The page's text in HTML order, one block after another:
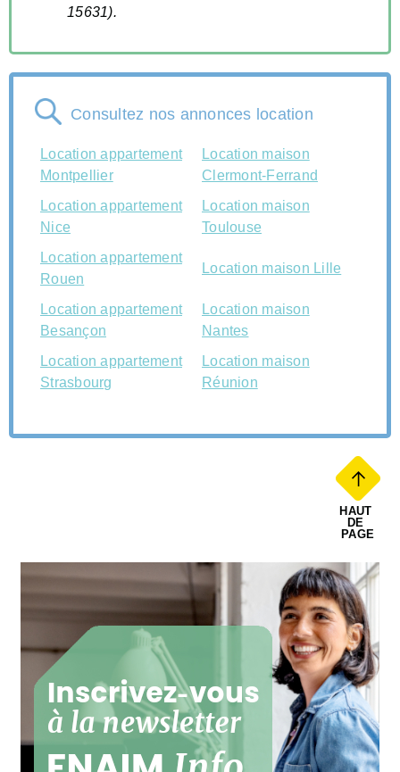
15631).
Consultez nos annonces location
Location appartement
Montpellier
Location maison
Clermont-Ferrand
Location appartement
Nice
Location maison
Toulouse
Location appartement
Rouen
Location maison Lille
Location appartement
Besançon
Location maison
Nantes
Location appartement
Strasbourg
Location maison
Réunion
HAUT
DE
PAGE